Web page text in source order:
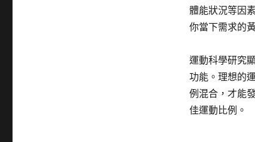
體能狀況等因
你當下需求的
運動科學研究
功能。理想的
例混合，才能
佳運動比例。